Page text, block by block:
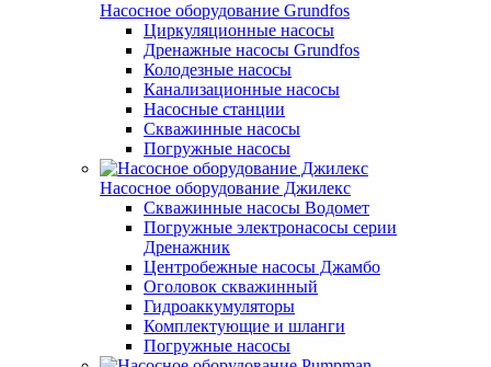
Насосное оборудование Grundfos
Циркуляционные насосы
Дренажные насосы Grundfos
Колодезные насосы
Канализационные насосы
Насосные станции
Скважинные насосы
Погружные насосы
Насосное оборудование Джилекс
Скважинные насосы Водомет
Погружные электронасосы серии
Дренажник
Центробежные насосы Джамбо
Оголовок скважинный
Гидроаккумуляторы
Комплектующие и шланги
Погружные насосы